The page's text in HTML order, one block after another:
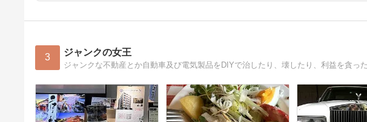
3 ジャンクの女王
ジャンクな不動産とか自動車及び電気製品をDIYで治したり、壊したり、利益を貪っ